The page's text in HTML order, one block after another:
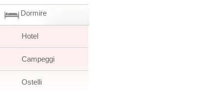
Dormire
Hotel
Campeggi
Ostelli